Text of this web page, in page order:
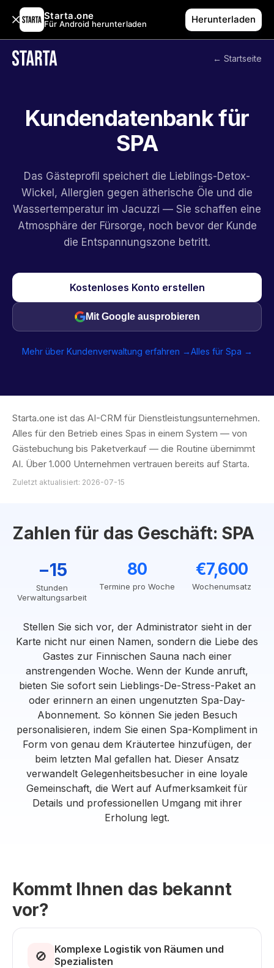
Starta.one
Für Android herunterladen Herunterladen
← Startseite
Kundendatenbank für
SPA
Das Gästeprofil speichert die Lieblings-Detox-
Wickel, Allergien gegen ätherische Öle und die
Wassertemperatur im Jacuzzi — Sie schaffen eine
Atmosphäre der Fürsorge, noch bevor der Kunde
die Entspannungszone betritt.
Kostenloses Konto erstellen
Mit Google ausprobieren
Mehr über Kundenverwaltung erfahren →Alles für Spa →
Starta.one ist das AI-CRM für Dienstleistungsunternehmen.
Alles für den Betrieb eines Spas in einem System — von
Gästebuchung bis Paketverkauf — die Routine übernimmt
AI. Über 1.000 Unternehmen vertrauen bereits auf Starta.
Zuletzt aktualisiert: 2026-07-15
Zahlen für das Geschäft: SPA
−15
Stunden
Verwaltungsarbeit
80
Termine pro Woche
€7,600
Wochenumsatz
Stellen Sie sich vor, der Administrator sieht in der
Karte nicht nur einen Namen, sondern die Liebe des
Gastes zur Finnischen Sauna nach einer
anstrengenden Woche. Wenn der Kunde anruft,
bieten Sie sofort sein Lieblings-De-Stress-Paket an
oder erinnern an einen ungenutzten Spa-Day-
Abonnement. So können Sie jeden Besuch
personalisieren, indem Sie einen Spa-Kompliment in
Form von genau dem Kräutertee hinzufügen, der
beim letzten Mal gefallen hat. Dieser Ansatz
verwandelt Gelegenheitsbesucher in eine loyale
Gemeinschaft, die Wert auf Aufmerksamkeit für
Details und professionellen Umgang mit ihrer
Erholung legt.
Kommt Ihnen das bekannt
vor?
🚫
Komplexe Logistik von Räumen und
Spezialisten